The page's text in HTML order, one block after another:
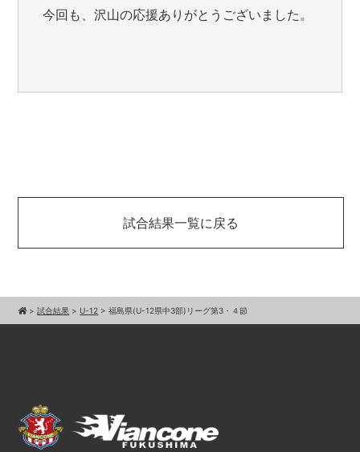
今回も、沢山の応援ありがとうございました。
試合結果一覧に戻る
>試合結果 > U-12 >福島県(U-12県中3部)リーグ第3・４節